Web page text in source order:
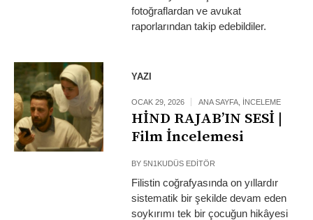
fotoğraflardan ve avukat
raporlarından takip edebildiler.
YAZI
OCAK 29, 2026 ANA SAYFA İNCELEME
HİND RAJAB’IN SESİ |
Film İncelemesi
BY5N1KUDÜS EDITÖR
Filistin coğrafyasında on yıllardır
sistematik bir şekilde devam eden
soykırımı tek bir çocuğun hikâyesi